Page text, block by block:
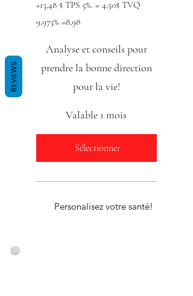
+13,48 $ TPS 5%. = 4,50$ TVQ
9,973% =8,98
Analyse et conseils pour
prendre la bonne direction
pour la vie!
Valable 1 mois
Sélectionner
Personalisez votre santé!
REVIEWS